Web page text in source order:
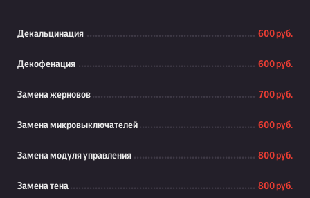
Декальцинация 600 руб.
Декофенация 600 руб.
Замена жерновов 700 руб.
Замена микровыключателей 600 руб.
Замена модуля управления 800 руб.
Замена тена 800 руб.